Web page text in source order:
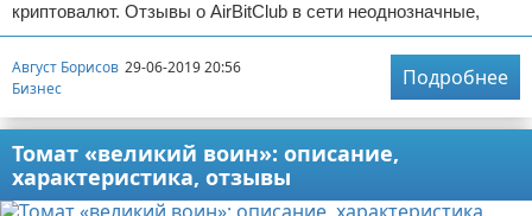
криптовалют. Отзывы о AirBitClub в сети неоднозначные,
Август Борисов 29-06-2019 20:56
Бизнес
Подробнее
Томат «великий воин»: описание,
характеристика, отзывы